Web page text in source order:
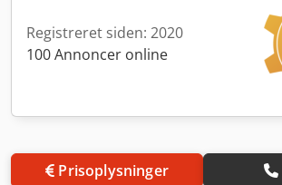
Registreret siden: 2020
100 Annoncer online
Prisoplysninger